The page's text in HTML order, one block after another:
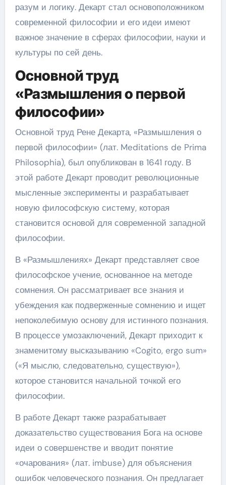
разум и логику. Декарт стал основоположником
современной философии и его идеи имеют
важное значение в сферах философии, науки и
культуры по сей день.
Основной труд
«Размышления о первой
философии»
Основной труд Рене Декарта, «Размышления о
первой философии» (лат. Meditations de Prima
Philosophia), был опубликован в 1641 году. В
этой работе Декарт проводит революционные
мысленные эксперименты и разрабатывает
новую философскую систему, которая
становится основой для современной западной
философии.
В «Размышлениях» Декарт представляет свое
философское учение, основанное на методе
сомнения. Он рассматривает все знания и
убеждения как подверженные сомнению и ищет
непоколебимую основу для истинного познания.
В процессе умозаключений, Декарт приходит к
знаменитому высказыванию «Cogito, ergo sum»
(«Я мыслю, следовательно, существую»),
которое становится начальной точкой его
философии.
В работе Декарт также разрабатывает
доказательство существования Бога на основе
идеи о совершенстве и вводит понятие
«очарования» (лат. imbuse) для объяснения
ошибок человеческого познания. Он предлагает